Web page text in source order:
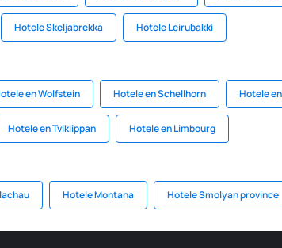
Hotele Skeljabrekka Hotele Leirubakki
en Wolfstein Hotele en Schellhorn Hotele
Hotele en Tviklippan Hotele en Limbourg
Hotele Montana Hotele Smolyan province